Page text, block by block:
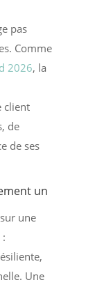
pas
Comme
2026, la
client
de
de ses
un
une
Une